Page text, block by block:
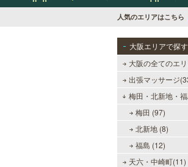
人気のエリアはこちら
大阪エリアで探す
大阪の全てのエ
出張マッサージ
梅田・北新地・
梅田 (97)
北新地 (8)
福島 (12)
天六・中崎町(11)